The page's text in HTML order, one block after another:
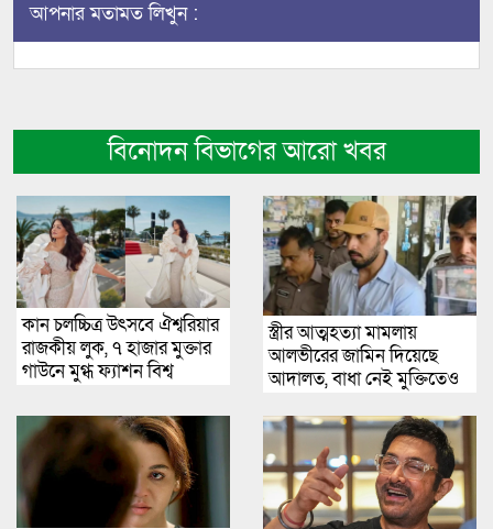
আপনার মতামত লিখুন :
বিনোদন বিভাগের আরো খবর
কান চলচ্চিত্র উৎসবে ঐশ্বরিয়ার
রাজকীয় লুক, ৭ হাজার মুক্তার
গাউনে মুগ্ধ ফ্যাশন বিশ্ব
স্ত্রীর আত্মহত্যা মামলায়
আলভীরের জামিন দিয়েছে
আদালত, বাধা নেই মুক্তিতেও